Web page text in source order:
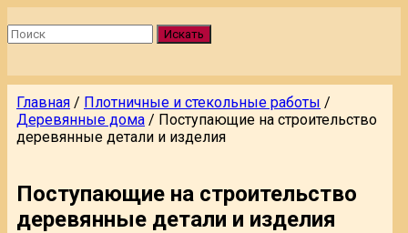
Искать
Главная / Плотничные и стекольные работы /
Деревянные дома / Поступающие на строительство
деревянные детали и изделия
Поступающие на строительство
деревянные детали и изделия